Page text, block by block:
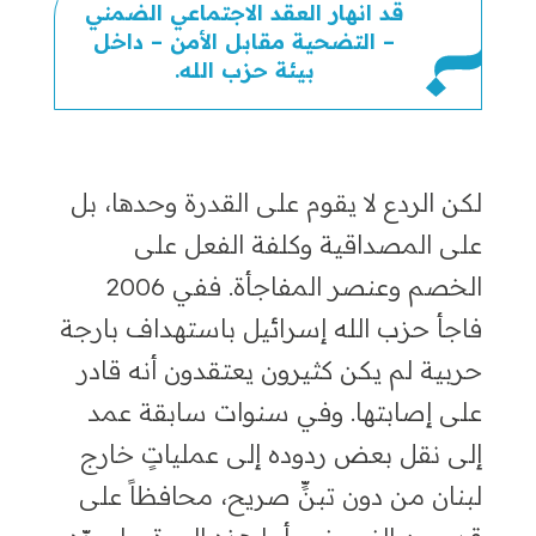
قد انهار العقد الاجتماعي الضمني
– التضحية مقابل الأمن – داخل
بيئة حزب الله.
لكن الردع لا يقوم على القدرة وحدها، بل
على المصداقية وكلفة الفعل على
الخصم وعنصر المفاجأة. ففي 2006
فاجأ حزب الله إسرائيل باستهداف بارجة
حربية لم يكن كثيرون يعتقدون أنه قادر
على إصابتها. وفي سنوات سابقة عمد
إلى نقل بعض ردوده إلى عملياتٍ خارج
لبنان من دون تبنٍّ صريح، محافظاً على